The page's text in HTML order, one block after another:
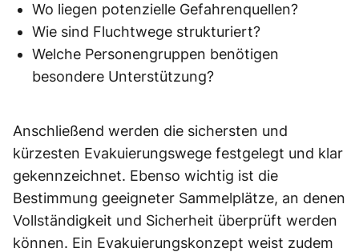
Wo liegen potenzielle Gefahrenquellen?
Wie sind Fluchtwege strukturiert?
Welche Personengruppen benötigen
besondere Unterstützung?
Anschließend werden die sichersten und
kürzesten Evakuierungswege festgelegt und klar
gekennzeichnet. Ebenso wichtig ist die
Bestimmung geeigneter Sammelplätze, an denen
Vollständigkeit und Sicherheit überprüft werden
können. Ein Evakuierungskonzept weist zudem